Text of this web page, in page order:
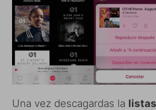
Una vez descagardas la